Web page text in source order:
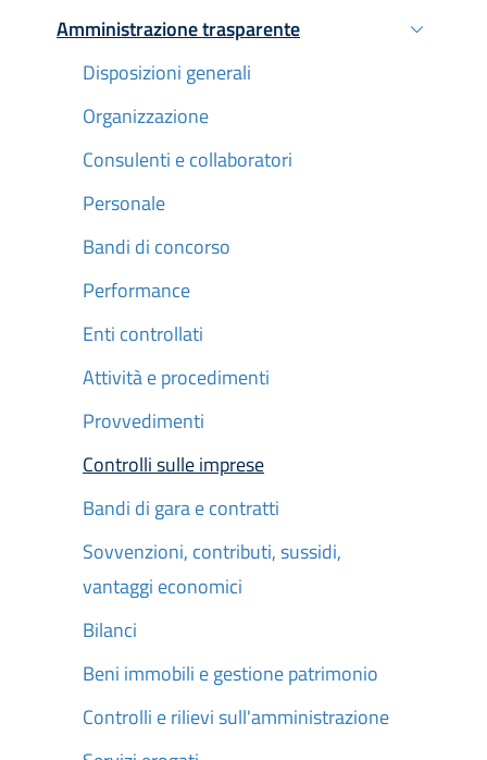
Amministrazione trasparente
Attivo
Disposizioni generali
Organizzazione
Consulenti e collaboratori
Personale
Bandi di concorso
Performance
Enti controllati
Attività e procedimenti
Provvedimenti
Controlli sulle imprese
Bandi di gara e contratti
Sovvenzioni, contributi, sussidi,
vantaggi economici
Bilanci
Beni immobili e gestione patrimonio
Controlli e rilievi sull'amministrazione